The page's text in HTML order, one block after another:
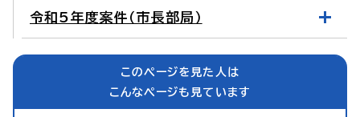
令和5年度案件（市長部局）
このページを見た人は
こんなページも見ています